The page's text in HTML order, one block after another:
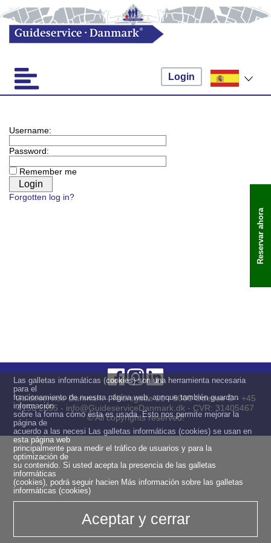
Login
Username:
Password:
Remember me
Forgotten log in?
Reservar ahora
Guideservice·Danmark - Thorsgade 21 - 5000 Odense C - +45
4156 2855 - info@GuideserviceDanmark.dk - CVR: 31405467
© All copyrights reserved!
Las galletas informáticas (cookies) son una herramienta necesaria
para el
funcionamiento de nuestra página web, aunque también guardan
información
sobre la forma cómo ésta es usada. Esto nos permite mejorar la
página de
acuerdo a las necesi Las galletas informáticas (cookies) se usan en
esta página web
principalmente para medir el tráfico de usuarios y para la
optimización de
su contenido. Si usted acepta la presencia de las galletas
informáticas
(cookies), podrá seguir hacien Más información sobre las galletas
informáticas (cookies)
Aceptar y cerrar